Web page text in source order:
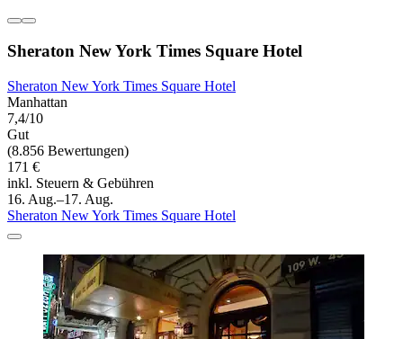
Sheraton New York Times Square Hotel
Sheraton New York Times Square Hotel
Manhattan
7,4/10
Gut
(8.856 Bewertungen)
171 €
inkl. Steuern & Gebühren
16. Aug.–17. Aug.
Sheraton New York Times Square Hotel